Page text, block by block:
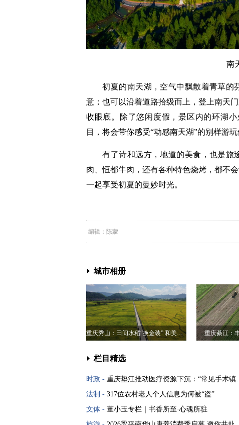
南
初夏的南天湖，空气中飘散着青草的
意；也可以沿着道路拾级而上，登上南天
收眼底。除了悠闲度假，景区内的环湖
目，将会带你感受“动感南天湖”的别样游玩
有了诗和远方，地道的美食，也是旅
肉、恒都牛肉，还有各种特色烧烤，都不
一起享受初夏的曼妙时光。
编辑：陈蒙